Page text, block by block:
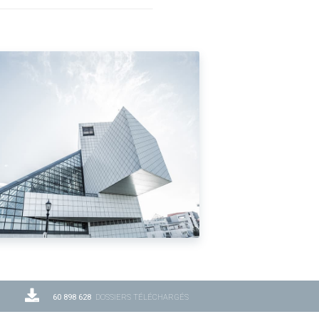
60 898 628 DOSSIERS TÉLÉCHARGÉS